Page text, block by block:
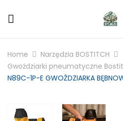
Home
Narzędzia BOSTITCH
Gwoździarki pneumatyczne
N89C-1P-E GWOŹDZIARKA